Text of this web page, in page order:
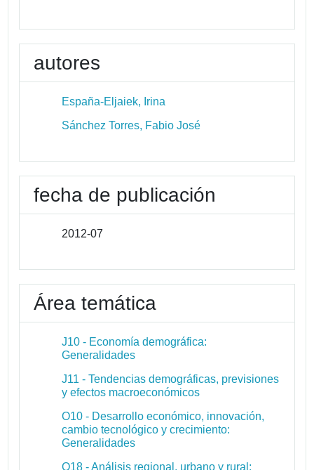
autores
España-Eljaiek, Irina
Sánchez Torres, Fabio José
fecha de publicación
2012-07
Área temática
J10 - Economía demográfica:
Generalidades
J11 - Tendencias demográficas, previsiones
y efectos macroeconómicos
O10 - Desarrollo económico, innovación,
cambio tecnológico y crecimiento:
Generalidades
O18 - Análisis regional, urbano y rural;